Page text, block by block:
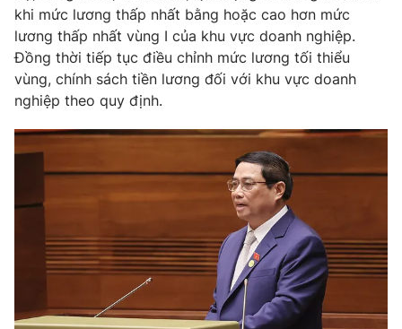
Thị trường
Tư vấn
Lịch phát sóng
Chuyên mục khác
Emagazine
Infographic
Video Shorts video
VTV Money VTV Thể thao
VTV Sức khoẻ Bất động sản
khi mức lương thấp nhất bằng hoặc cao hơn mức
lương thấp nhất vùng I của khu vực doanh nghiệp.
Đồng thời tiếp tục điều chỉnh mức lương tối thiểu
vùng, chính sách tiền lương đối với khu vực doanh
nghiệp theo quy định.